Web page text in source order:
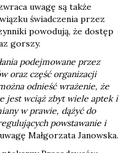
uwagę są także
świadczenia przez
powodują, że dostęp
gorszy.
podejmowane przez
oraz część organizacji
odnieść wrażenie, że
jest wciąż zbyt wiele aptek i
w prawie, dążyć do
powstawanie i
Małgorzata Janowska.